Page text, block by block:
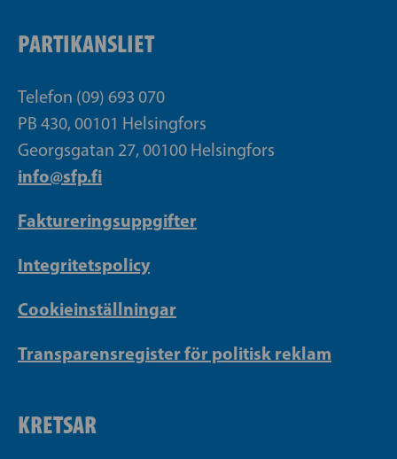
PARTIKANSLIET
Telefon (09) 693 070
PB 430, 00101 Helsingfors
Georgsgatan 27, 00100 Helsingfors
info@sfp.fi
Faktureringsuppgifter
Integritetspolicy
Cookieinställningar
Transparensregister för politisk reklam
KRETSAR